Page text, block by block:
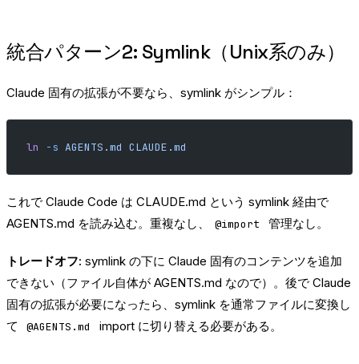
統合パターン2: Symlink（Unix系のみ）
Claude 固有の拡張が不要なら、symlink がシンプル：
ln -s AGENTS.md CLAUDE.md
これで Claude Code は CLAUDE.md という symlink 経由で
AGENTS.md を読み込む。重複なし、
@import 管理なし。
トレードオフ: symlink の下に Claude 固有のコンテンツを追加
できない（ファイル自体が AGENTS.md なので）。後で Claude
固有の拡張が必要になったら、symlink を通常ファイルに変換し
て
@AGENTS.md import に切り替える必要がある。